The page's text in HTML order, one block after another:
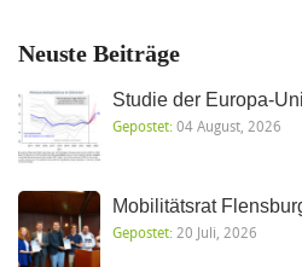
Neuste Beiträge
Studie der Europa-
Gepostet:04 August, 2026
Mobilitätsrat
Gepostet:20 Juli, 2026